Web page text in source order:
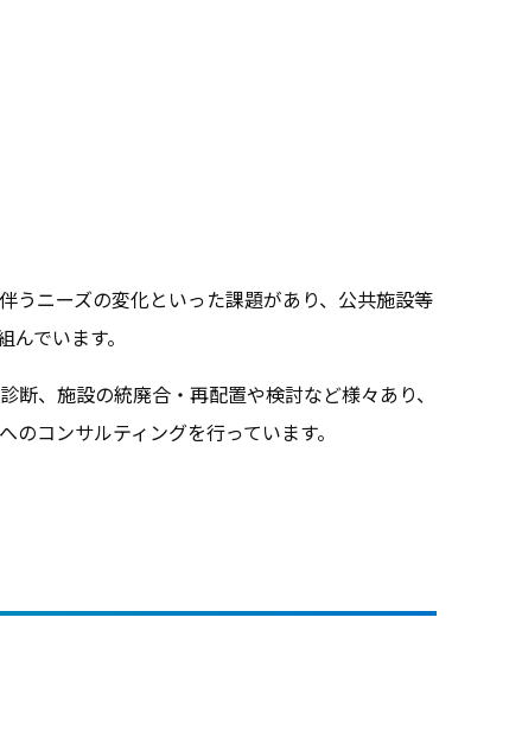
うニーズの変化といった課題があり、公共施設等
んでいます。
、施設の統廃合・再配置や検討など様々あり、
コンサルティングを行っています。